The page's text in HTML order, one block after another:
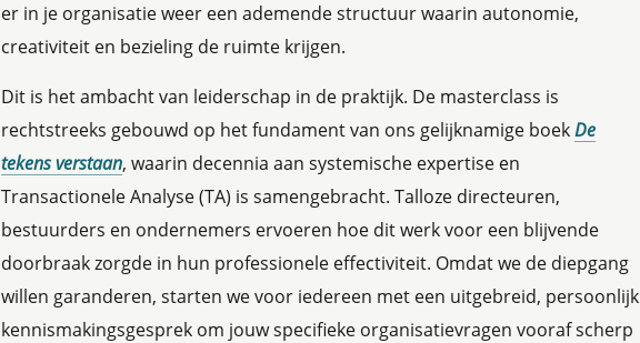
er in je organisatie weer een ademende structuur waarin autonomie,
creativiteit en bezieling de ruimte krijgen.
Dit is het ambacht van leiderschap in de praktijk. De masterclass is
rechtstreeks gebouwd op het fundament van ons gelijknamige boekDe
tekens verstaan, waarin decennia aan systemische expertise en
Transactionele Analyse (TA) is samengebracht. Talloze directeuren,
bestuurders en ondernemers ervoeren hoe dit werk voor een blijvende
doorbraak zorgde in hun professionele effectiviteit. Omdat we de diepgang
willen garanderen, starten we voor iedereen met een uitgebreid, persoonlijk
kennismakingsgesprek om jouw specifieke organisatievragen vooraf scherp